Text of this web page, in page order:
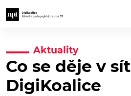
Aktuality
Co se děje v
DigiKoalice